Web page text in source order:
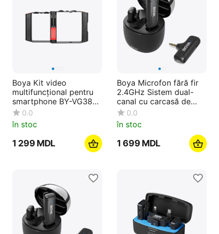
Boya Kit video
multifuncțional pentru
smartphone BY-VG380,
negru
0.0
în stoc
1 299 MDL
Boya Microfon fără fir
2.4GHz Sistem dual-
canal cu carcasă de
încărcare (BY-WM3T-
U2), 3,0 Jack, negru
0.0
în stoc
1 699 MDL